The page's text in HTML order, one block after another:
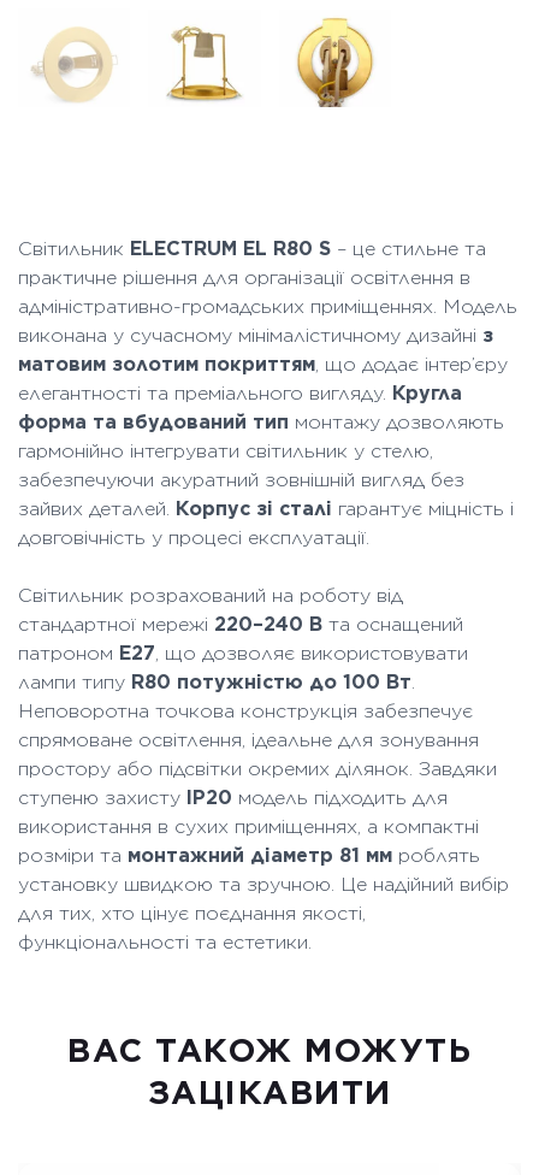
Світильник ELECTRUM EL R80 S – це стильне та
практичне рішення для організації освітлення в
адміністративно-громадських приміщеннях. Модель
виконана у сучасному мінімалістичному дизайні з
матовим золотим покриттям, що додає інтер’єру
елегантності та преміального вигляду. Кругла
форма та вбудований тип монтажу дозволяють
гармонійно інтегрувати світильник у стелю,
забезпечуючи акуратний зовнішній вигляд без
зайвих деталей. Корпус зі сталі гарантує міцність і
довговічність у процесі експлуатації.
Світильник розрахований на роботу від
стандартної мережі 220–240 В та оснащений
патроном E27, що дозволяє використовувати
лампи типу R80 потужністю до 100 Вт.
Неповоротна точкова конструкція забезпечує
спрямоване освітлення, ідеальне для зонування
простору або підсвітки окремих ділянок. Завдяки
ступеню захисту
IP20 модель підходить для
використання в сухих приміщеннях, а компактні
розміри та монтажний діаметр 81 мм роблять
установку швидкою та зручною. Це надійний вибір
для тих, хто цінує поєднання якості,
функціональності та естетики.
ВАC ТАКОЖ МОЖУТЬ
ЗАЦІКАВИТИ